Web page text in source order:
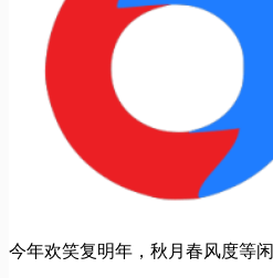
今年欢笑复明年，秋月春风度等闲